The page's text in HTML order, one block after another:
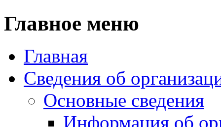
Главное меню
Главная
Сведения об
Основные сведения
Информация об